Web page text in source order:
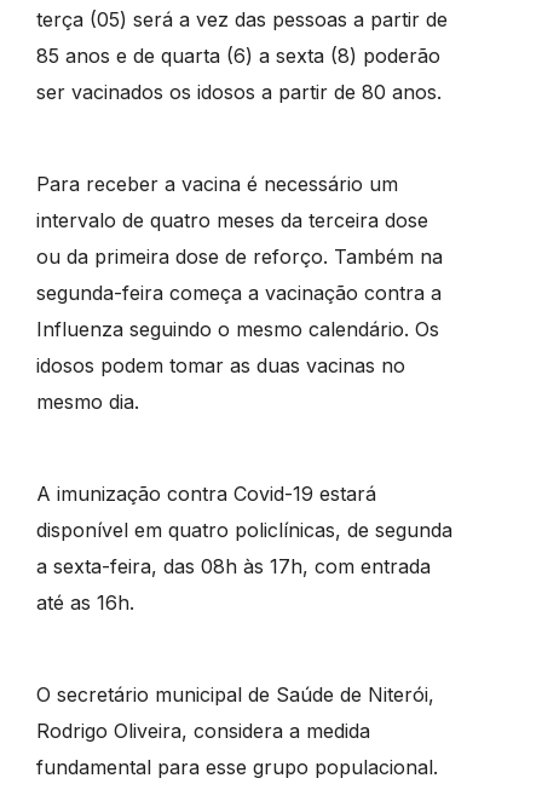
terça (05) será a vez das pessoas a partir de
85 anos e de quarta (6) a sexta (8) poderão
ser vacinados os idosos a partir de 80 anos.
Para receber a vacina é necessário um
intervalo de quatro meses da terceira dose
ou da primeira dose de reforço. Também na
segunda-feira começa a vacinação contra a
Influenza seguindo o mesmo calendário. Os
idosos podem tomar as duas vacinas no
mesmo dia.
A imunização contra Covid-19 estará
disponível em quatro policlínicas, de segunda
a sexta-feira, das 08h às 17h, com entrada
até as 16h.
O secretário municipal de Saúde de Niterói,
Rodrigo Oliveira, considera a medida
fundamental para esse grupo populacional.